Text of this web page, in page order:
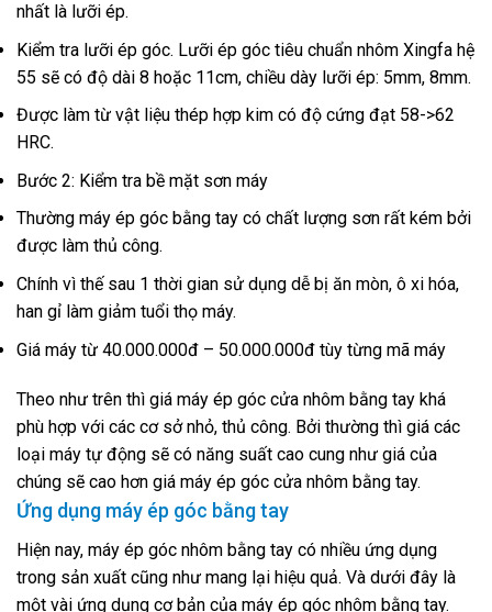
nhất là lưỡi ép.
Kiểm tra lưỡi ép góc. Lưỡi ép góc tiêu chuẩn nhôm Xingfa hệ
55 sẽ có độ dài 8 hoặc 11cm, chiều dày lưỡi ép: 5mm, 8mm.
Được làm từ vật liệu thép hợp kim có độ cứng đạt 58->62
HRC.
Bước 2: Kiểm tra bề mặt sơn máy
Thường máy ép góc bằng tay có chất lượng sơn rất kém bởi
được làm thủ công.
Chính vì thế sau 1 thời gian sử dụng dễ bị ăn mòn, ô xi hóa,
han gỉ làm giảm tuổi thọ máy.
Giá máy từ 40.000.000đ – 50.000.000đ tùy từng mã máy
Theo như trên thì giá máy ép góc cửa nhôm bằng tay khá
phù hợp với các cơ sở nhỏ, thủ công. Bởi thường thì giá các
loại máy tự động sẽ có năng suất cao cung như giá của
chúng sẽ cao hơn giá máy ép góc cửa nhôm bằng tay.
Ứng dụng máy ép góc bằng tay
Hiện nay, máy ép góc nhôm bằng tay có nhiều ứng dụng
trong sản xuất cũng như mang lại hiệu quả. Và dưới đây là
một vài ứng dụng cơ bản của máy ép góc nhôm bằng tay.